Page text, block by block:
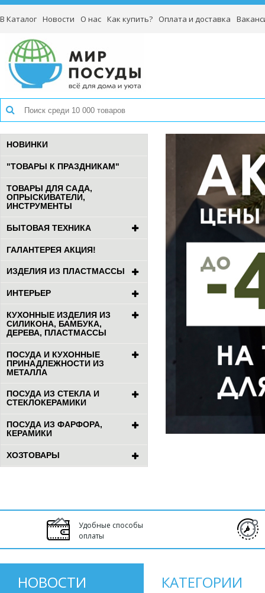
В Каталог Новости О нас Как купить? Оплата и доставка
НОВИНКИ
"ТОВАРЫ К ПРАЗДНИКАМ"
ТОВАРЫ ДЛЯ САДА,
ОПРЫСКИВАТЕЛИ,
ИНСТРУМЕНТЫ
БЫТОВАЯ ТЕХНИКА
ГАЛАНТЕРЕЯ АКЦИЯ!
ИЗДЕЛИЯ ИЗ ПЛАСТМАССЫ
ИНТЕРЬЕР
КУХОННЫЕ ИЗДЕЛИЯ ИЗ
СИЛИКОНА, БАМБУКА,
ДЕРЕВА, ПЛАСТМАССЫ
ПОСУДА И КУХОННЫЕ
ПРИНАДЛЕЖНОСТИ ИЗ
МЕТАЛЛА
ПОСУДА ИЗ СТЕКЛА И
СТЕКЛОКЕРАМИКИ
ПОСУДА ИЗ ФАРФОРА,
КЕРАМИКИ
ХОЗТОВАРЫ
Удобные способы
оплаты
НОВОСТИ КАТЕГОРИИ